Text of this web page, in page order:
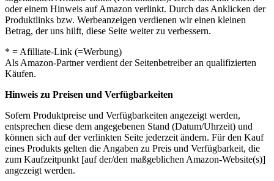
oder einem Hinweis auf Amazon verlinkt. Durch das Anklicken der
Produktlinks bzw. Werbeanzeigen verdienen wir einen kleinen
Betrag, der uns hilft, diese Seite weiter zu verbessern.
* = Afilliate-Link (=Werbung)
Als Amazon-Partner verdient der Seitenbetreiber an qualifizierten
Käufen.
Hinweis zu Preisen und Verfügbarkeiten
Sofern Produktpreise und Verfügbarkeiten angezeigt werden,
entsprechen diese dem angegebenen Stand (Datum/Uhrzeit) und
können sich auf der verlinkten Seite jederzeit ändern. Für den Kauf
eines Produkts gelten die Angaben zu Preis und Verfügbarkeit, die
zum Kaufzeitpunkt [auf der/den maßgeblichen Amazon-Website(s)]
angezeigt werden.